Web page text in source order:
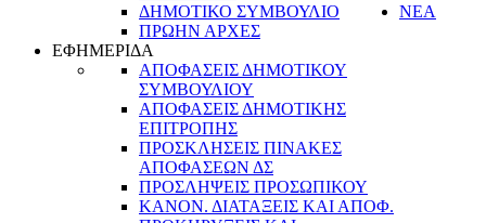
ΔΗΜΟΤΙΚΟ ΣΥΜΒΟΥΛΙΟ
ΠΡΩΗΝ ΑΡΧΕΣ
ΝΕΑ
ΕΦΗΜΕΡΙΔΑ
ΑΠΟΦΑΣΕΙΣ ΔΗΜΟΤΙΚΟΥ
ΣΥΜΒΟΥΛΙΟΥ
ΑΠΟΦΑΣΕΙΣ ΔΗΜΟΤΙΚΗΣ
ΕΠΙΤΡΟΠΗΣ
ΠΡΟΣΚΛΗΣΕΙΣ ΠΙΝΑΚΕΣ
ΑΠΟΦΑΣΕΩΝ ΔΣ
ΠΡΟΣΛΗΨΕΙΣ ΠΡΟΣΩΠΙΚΟΥ
ΚΑΝΟΝ. ΔΙΑΤΑΞΕΙΣ ΚΑΙ ΑΠΟΦ.